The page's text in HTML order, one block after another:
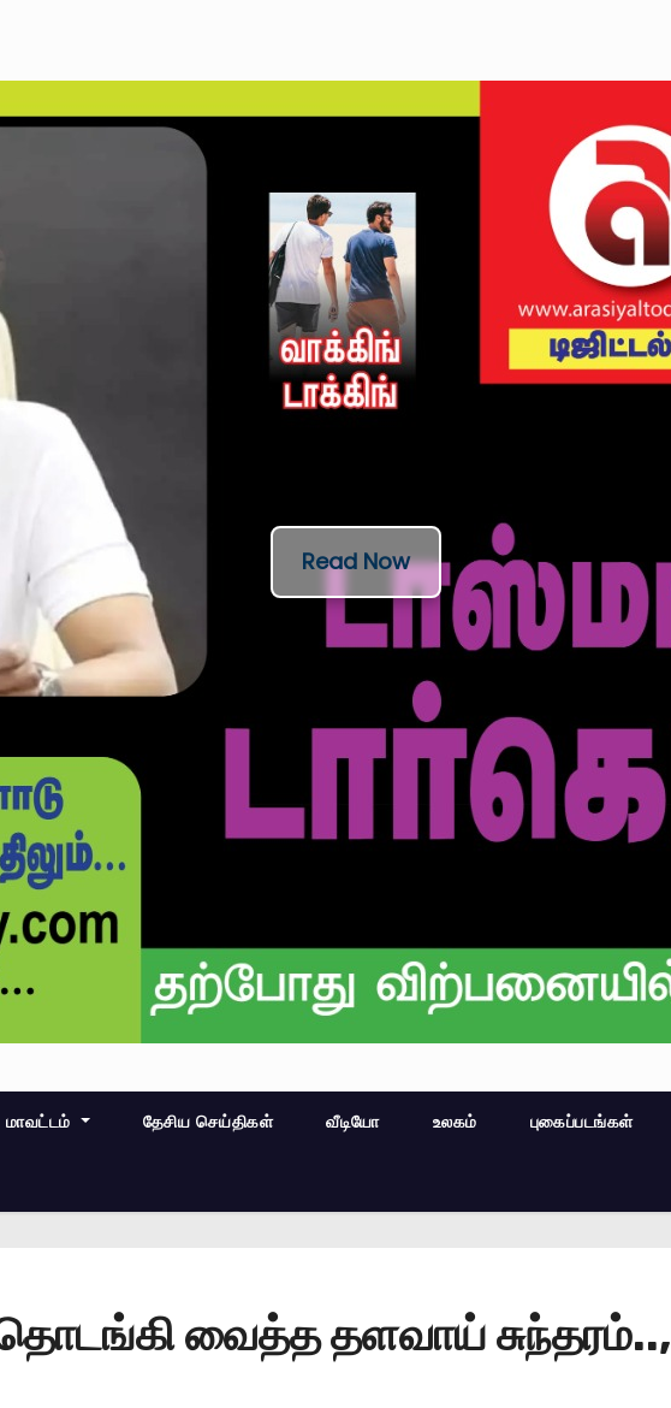
Read Now
மாவட்டம் தேசிய செய்திகள் வீடியோ உலகம் புகைப்படங்கள்
வைத்த தளவாய் சுந்தரம்..,